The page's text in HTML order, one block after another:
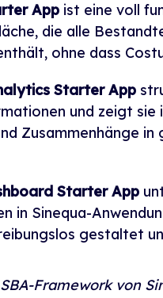
App ist eine voll
die alle
ohne dass
Starter App
und zeigt sie
Zusammenhänge
Starter App
in Sinequa-
gestaltet
Framework von